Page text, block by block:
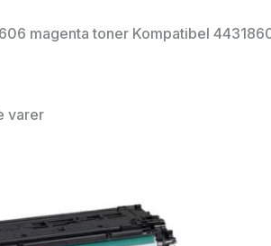
magenta toner Kompatibel
varer